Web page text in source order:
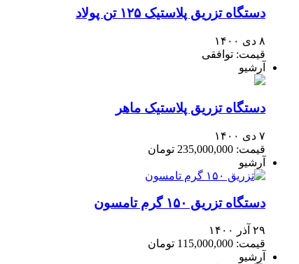
دستگاه تزریق پلاستیک ۱۲۵ تن پولاد‌
۸ دی ۱۴۰۰
قیمت: توافقی
آرشیو
دستگاه تزریق پلاستیک ماهر
۷ دی ۱۴۰۰
قیمت: 235,000,000 تومان
آرشیو
دستگاه تزریق ۱۵۰ گرم تامسون
۲۹ آذر ۱۴۰۰
قیمت: 115,000,000 تومان
آرشیو